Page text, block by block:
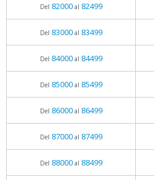
Del 82000al 82499
Del 83000al 83499
Del 84000al 84499
Del 85000al 85499
Del 86000al 86499
Del 87000al 87499
Del 88000al 88499